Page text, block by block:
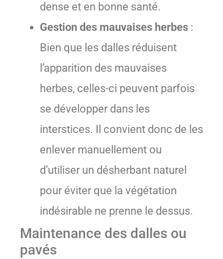
dense et en bonne santé.
Gestion des mauvaises herbes :
Bien que les dalles réduisent
l’apparition des mauvaises
herbes, celles-ci peuvent parfois
se développer dans les
interstices. Il convient donc de les
enlever manuellement ou
d’utiliser un désherbant naturel
pour éviter que la végétation
indésirable ne prenne le dessus.
Maintenance des dalles ou
pavés